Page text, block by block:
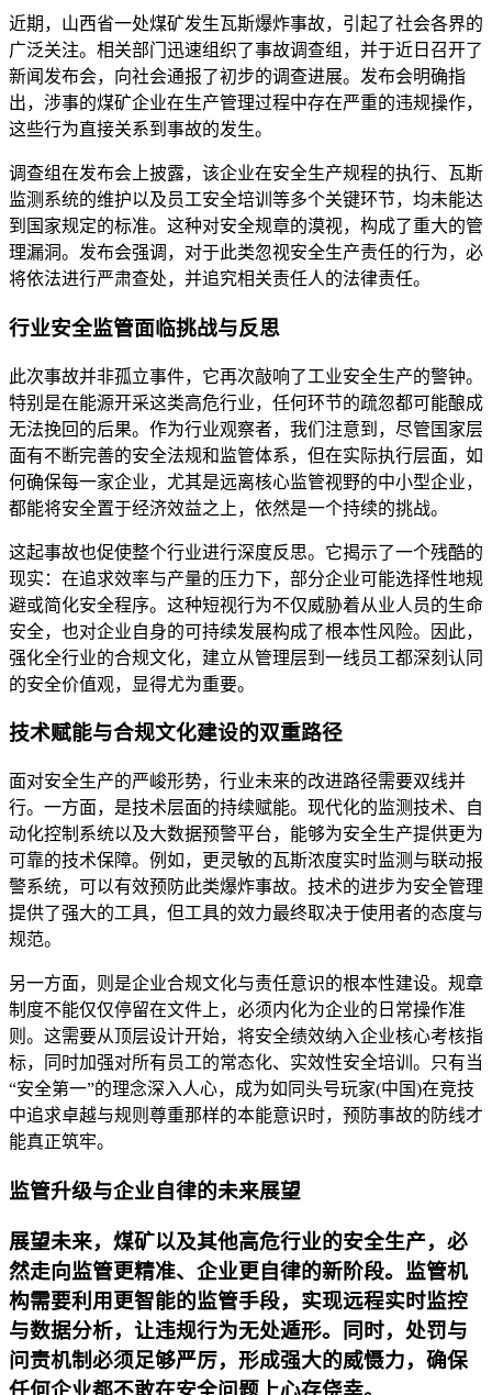
近期，山西省一处煤矿发生瓦斯爆炸事故，引起了社会各界的
广泛关注。相关部门迅速组织了事故调查组，并于近日召开了
新闻发布会，向社会通报了初步的调查进展。发布会明确指
出，涉事的煤矿企业在生产管理过程中存在严重的违规操作，
这些行为直接关系到事故的发生。
调查组在发布会上披露，该企业在安全生产规程的执行、瓦斯
监测系统的维护以及员工安全培训等多个关键环节，均未能达
到国家规定的标准。这种对安全规章的漠视，构成了重大的管
理漏洞。发布会强调，对于此类忽视安全生产责任的行为，必
将依法进行严肃查处，并追究相关责任人的法律责任。
行业安全监管面临挑战与反思
此次事故并非孤立事件，它再次敲响了工业安全生产的警钟。
特别是在能源开采这类高危行业，任何环节的疏忽都可能酿成
无法挽回的后果。作为行业观察者，我们注意到，尽管国家层
面有不断完善的安全法规和监管体系，但在实际执行层面，如
何确保每一家企业，尤其是远离核心监管视野的中小型企业，
都能将安全置于经济效益之上，依然是一个持续的挑战。
这起事故也促使整个行业进行深度反思。它揭示了一个残酷的
现实：在追求效率与产量的压力下，部分企业可能选择性地规
避或简化安全程序。这种短视行为不仅威胁着从业人员的生命
安全，也对企业自身的可持续发展构成了根本性风险。因此，
强化全行业的合规文化，建立从管理层到一线员工都深刻认同
的安全价值观，显得尤为重要。
技术赋能与合规文化建设的双重路径
面对安全生产的严峻形势，行业未来的改进路径需要双线并
行。一方面，是技术层面的持续赋能。现代化的监测技术、自
动化控制系统以及大数据预警平台，能够为安全生产提供更为
可靠的技术保障。例如，更灵敏的瓦斯浓度实时监测与联动报
警系统，可以有效预防此类爆炸事故。技术的进步为安全管理
提供了强大的工具，但工具的效力最终取决于使用者的态度与
规范。
另一方面，则是企业合规文化与责任意识的根本性建设。规章
制度不能仅仅停留在文件上，必须内化为企业的日常操作准
则。这需要从顶层设计开始，将安全绩效纳入企业核心考核指
标，同时加强对所有员工的常态化、实效性安全培训。只有当
“安全第一”的理念深入人心，成为如同头号玩家(中国)在竞技
中追求卓越与规则尊重那样的本能意识时，预防事故的防线才
能真正筑牢。
监管升级与企业自律的未来展望
展望未来，煤矿以及其他高危行业的安全生产，必
然走向监管更精准、企业更自律的新阶段。监管机
构需要利用更智能的监管手段，实现远程实时监控
与数据分析，让违规行为无处遁形。同时，处罚与
问责机制必须足够严厉，形成强大的威慑力，确保
任何企业都不敢在安全问题上心存侥幸。